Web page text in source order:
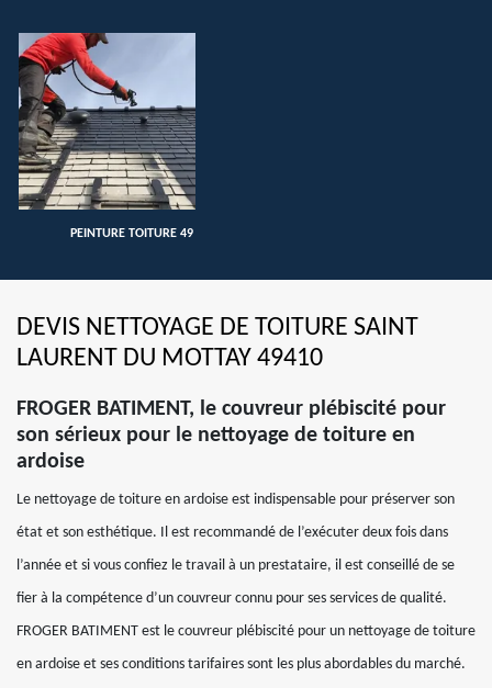
PEINTURE TOITURE 49
DEVIS NETTOYAGE DE TOITURE SAINT
LAURENT DU MOTTAY 49410
FROGER BATIMENT, le couvreur plébiscité pour
son sérieux pour le nettoyage de toiture en
ardoise
Le nettoyage de toiture en ardoise est indispensable pour préserver son
état et son esthétique. Il est recommandé de l’exécuter deux fois dans
l’année et si vous confiez le travail à un prestataire, il est conseillé de se
fier à la compétence d’un couvreur connu pour ses services de qualité.
FROGER BATIMENT est le couvreur plébiscité pour un nettoyage de toiture
en ardoise et ses conditions tarifaires sont les plus abordables du marché.